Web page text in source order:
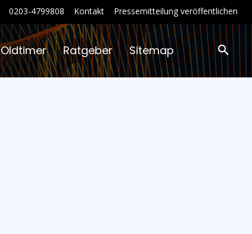
0203-4799808 Kontakt Pressemitteilung veröffentlichen
Oldtimer Ratgeber Sitemap